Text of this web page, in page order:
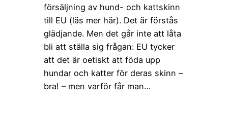
försäljning av hund- och kattskinn
till EU (läs mer här). Det är förstås
glädjande. Men det går inte att låta
bli att ställa sig frågan: EU tycker
att det är oetiskt att föda upp
hundar och katter för deras skinn –
bra! – men varför får man…